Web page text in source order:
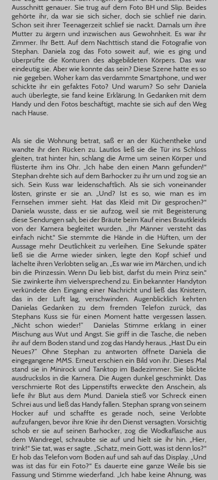
Ausschnitt genauer. Sie trug auf dem Foto BH und Slip. Beides
gehörte ihr, da war sie sich sicher, doch sie schlief nie darin.
Schon seit ihrer Teenagerzeit schlief sie nackt. Damals um ihre
Mutter zu ärgern und inzwischen aus Gewohnheit. Es war ihr
Zimmer. Ihr Bett. Auf dem Nachttisch stand die Fotografie von
Stephan. Daniela zog das Foto soweit auf, wie es ging und
überprüfte die Konturen des abgebildeten Körpers. Das war
eindeutig sie. Aber wie konnte das sein? Diese Szene hatte es so
nie gegeben. Woher kam das verdammte Smartphone, und wer
schickte ihr ein gefaktes Foto? Und warum? So sehr Daniela
auch überlegte, sie fand keine Erklärung. In Gedanken mit dem
Handy und den Fotos beschäftigt, machte sie sich auf den Weg
nach Hause.
Als sie die Wohnung betrat, saß er an der Küchentheke und
wandte ihr den Rücken zu. Lautlos ließ sie die Tür ins Schloss
gleiten, trat hinter hin, schlang die Arme um seinen Körper und
flüsterte ihm ins Ohr. „Ich habe den einen Mann gefunden!“
Stephan drehte sich auf dem Barhocker zu ihr um und zog sie an
sich. Sein Kuss war leidenschaftlich. Als sie sich voneinander
lösten, grinste er sie an. „Und? Ist es so, wie man es im
Fernsehen immer sieht. Hat das Kleid mit Dir gesprochen?“
Daniela wusste, dass er sie aufzog, weil sie mit Begeisterung
diese Sendungen sah, bei der Bräute beim Kauf eines Brautkleids
von der Kamera begleitet wurden. „Ihr Männer versteht das
einfach nicht.“ Sie stemmte die Hände in die Hüften, um der
Aussage mehr Deutlichkeit zu verleihen. Eine Sekunde später
ließ sie die Arme wieder sinken, legte den Kopf schief und
lächelte ihren Verlobten selig an. „Es war wie im Märchen, und ich
bin die Prinzessin. Wenn Du lieb bist, darfst du mein Prinz sein.“
Sie zwinkerte ihm vielversprechend zu. Ein bekannter Handyton
verkündete den Eingang einer Nachricht und ließ das Knistern,
das in der Luft lag, verschwinden. Augenblicklich kehrten
Danielas Gedanken zu dem fremden Telefon zurück, das
Stephans Kuss sie für einen Moment hatte vergessen lassen.
„Nicht schon wieder!” Danielas Stimme erklang in einer
Mischung aus Wut und Angst. Sie griff in die Tasche, die neben
ihr auf dem Boden stand und zog das Handy heraus. „Hast Du ein
Neues?” Ohne Stephan zu antworten öffnete Daniela die
eingegangene MMS. Erneut erschien ein Bild von ihr. Dieses Mal
stand sie in Minirock und Tanktop im Badezimmer. Sie blickte
ausdruckslos in die Kamera. Die Augen dunkel geschminkt. Das
verschmierte Rot des Lippenstifts erweckte den Anschein, als
liefe ihr Blut aus dem Mund. Daniela stieß vor Schreck einen
Schrei aus und ließ das Handy fallen. Stephan sprang von seinem
Hocker auf und schaffte es gerade noch, seine Verlobte
aufzufangen, bevor ihre Knie ihr den Dienst versagten. Vorsichtig
schob er sie auf seinen Barhocker, zog die Wodkaflasche aus
dem Wandregel, schraubte sie auf und hielt sie ihr hin. „Hier,
trink!“ Sie tat, was er sagte. „Schatz, mein Gott, was ist denn los?“
Er hob das Telefon vom Boden auf und sah auf das Display. „Und
was ist das für ein Foto?“ Es dauerte eine ganze Weile bis sie
Fassung und Stimme wiederfand. „Ich habe keine Ahnung, was